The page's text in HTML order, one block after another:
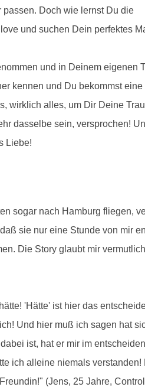
Doch wie lernst Du die
und suchen Dein perfektes
und in Deinem eigenen
kennen und Du bekommst
wirklich alles, um Dir Deine
dasselbe sein, versprochen!
Liebe!
sogar nach Hamburg fliegen,
sie nur eine Stunde von mir
Die Story glaubt mir
'Hätte' ist hier das
Und hier muß ich sagen hat
ist, hat er mir im
ich alleine niemals
(Jens, 25 Jahre,